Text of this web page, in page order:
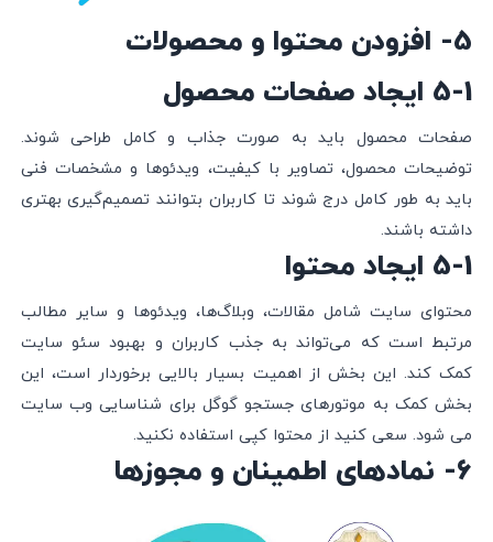
5- افزودن محتوا و محصولات
5-1 ایجاد صفحات محصول
صفحات محصول باید به صورت جذاب و کامل طراحی شوند.
توضیحات محصول، تصاویر با کیفیت، ویدئوها و مشخصات فنی
باید به طور کامل درج شوند تا کاربران بتوانند تصمیم‌گیری بهتری
داشته باشند.
5-1 ایجاد محتوا
محتوای سایت شامل مقالات، وبلاگ‌ها، ویدئوها و سایر مطالب
مرتبط است که می‌تواند به جذب کاربران و بهبود سئو سایت
کمک کند. این بخش از اهمیت بسیار بالایی برخوردار است، این
بخش کمک به موتورهای جستجو گوگل برای شناسایی وب سایت
می شود. سعی کنید از محتوا کپی استفاده نکنید.
6- نمادهای اطمینان و مجوزها